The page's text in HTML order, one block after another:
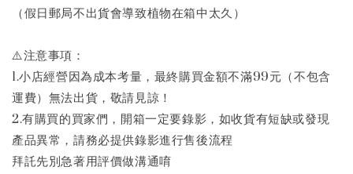
（假日郵局不出貨會導致植物在箱中太久）
⚠️注意事項：
1.小店經營因為成本考量，最終購買金額不滿99元（不包含
運費）無法出貨，敬請見諒！
2.有購買的買家們，開箱一定要錄影，如收貨有短缺或發現
產品異常，請務必提供錄影進行售後流程
拜託先別急著用評價做溝通唷